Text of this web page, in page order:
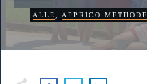
ALLE APPRICO METHODE